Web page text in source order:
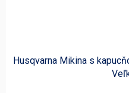
Husqvarna Mikina s